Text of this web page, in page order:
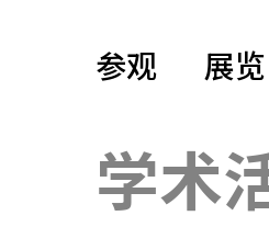
参观 展览
学术